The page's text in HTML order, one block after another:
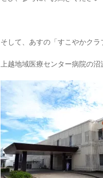
そして、あすの「すこやかクラ
上越地域医療センター病院の沼